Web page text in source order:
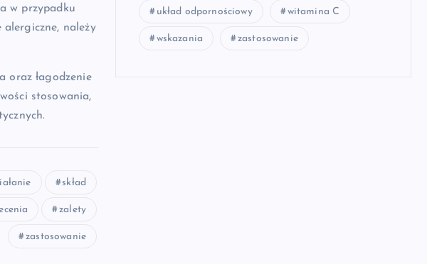
w przypadku
należy
oraz łagodzenie
stosowania,
skład
zalety
zastosowanie
układ odpornościowy witamina C
wskazania zastosowanie